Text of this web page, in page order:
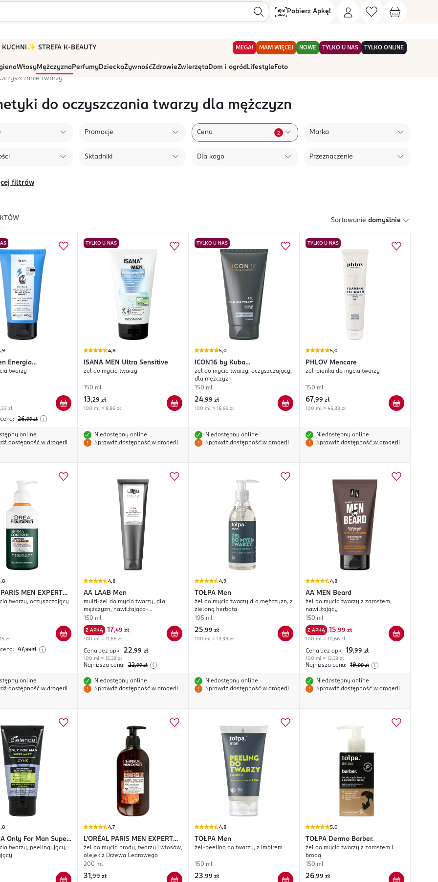
Pobierz Apkę!
KUCHNI ✨ STREFA K-BEAUTY MEGA! MAM WIĘCEJ NOWE TYLKO U NAS TYLKO ONLINE
WłosyMężczyznaPerfumyDzieckoŻywnośćZdrowieZwierzętaDom i ogród Lifestyle Foto
Oczyszczanie twarzy
do oczyszczania twarzy dla mężczyzn
Promocje Cena 2 Marka
Składniki Dla kogo Przeznaczenie
filtrów
Sortowanie domyślnie
Energia
twarzy
zł
26,99 zł
online
dostępność w drogerii
TYLKO U NAS
4,8
ISANA MEN Ultra Sensitive
żel do mycia twarzy
150 ml
13,29 zł
100 ml = 8,86 zł
Niedostępny online
Sprawdź dostępność w drogerii
TYLKO U NAS
5,0
ICON16 by Kuba
Błaszczykowski
żel do mycia twarzy, oczyszczający,
dla mężczyzn
150 ml
24,99 zł
100 ml = 16,66 zł
Niedostępny online
Sprawdź dostępność w drogerii
TYLKO U NAS
5,0
PHLOV Mencare
żel-pianka do mycia twarzy
150 ml
67,99 zł
100 ml = 45,33 zł
Niedostępny online
Sprawdź dostępność w drogerii
MEN EXPERT
twarzy, oczyszczający
zł
47,99 zł
online
dostępność w drogerii
4,8
AA LAAB Men
multi-żel do mycia twarzy, dla
mężczyzn, nawilżająco-
normalizujący
150 ml
Z APKĄ 17,49 zł
100 ml = 11,66 zł
Cena bez apki: 22,99 zł
100 ml = 15,33 zł
Najniższa cena: 22,99 zł
Niedostępny online
Sprawdź dostępność w drogerii
4,9
TOŁPA Men
żel do mycia twarzy dla mężczyzn, z
zieloną herbatą
195 ml
25,99 zł
100 ml = 13,33 zł
Niedostępny online
Sprawdź dostępność w drogerii
4,8
AA MEN Beard
żel do mycia twarzy z zarostem,
nawilżający
150 ml
Z APKĄ 15,99 zł
100 ml = 10,66 zł
Cena bez apki: 19,99 zł
100 ml = 13,33 zł
Najniższa cena: 19,99 zł
Niedostępny online
Sprawdź dostępność w drogerii
Only For Man Super
twarzy, peelingujący,
4,7
L'ORÉAL PARIS MEN EXPERT
Barber Club
żel do mycia brody, twarzy i włosów,
olejek z Drzewa Cedrowego
200 ml
31 ,99 zł
4,8
TOŁPA Men
żel-peeling do twarzy, z imbirem
150 ml
23,99 zł
5,0
TOŁPA Dermo Barber.
żel do mycia twarzy z zarostem i
brodą
150 ml
26,99 zł